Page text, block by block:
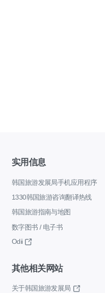
实用信息
韩国旅游发展局手机应用程序
1330韩国旅游咨询翻译热线
韩国旅游指南与地图
数字图书 / 电子书
Odii
其他相关网站
关于韩国旅游发展局